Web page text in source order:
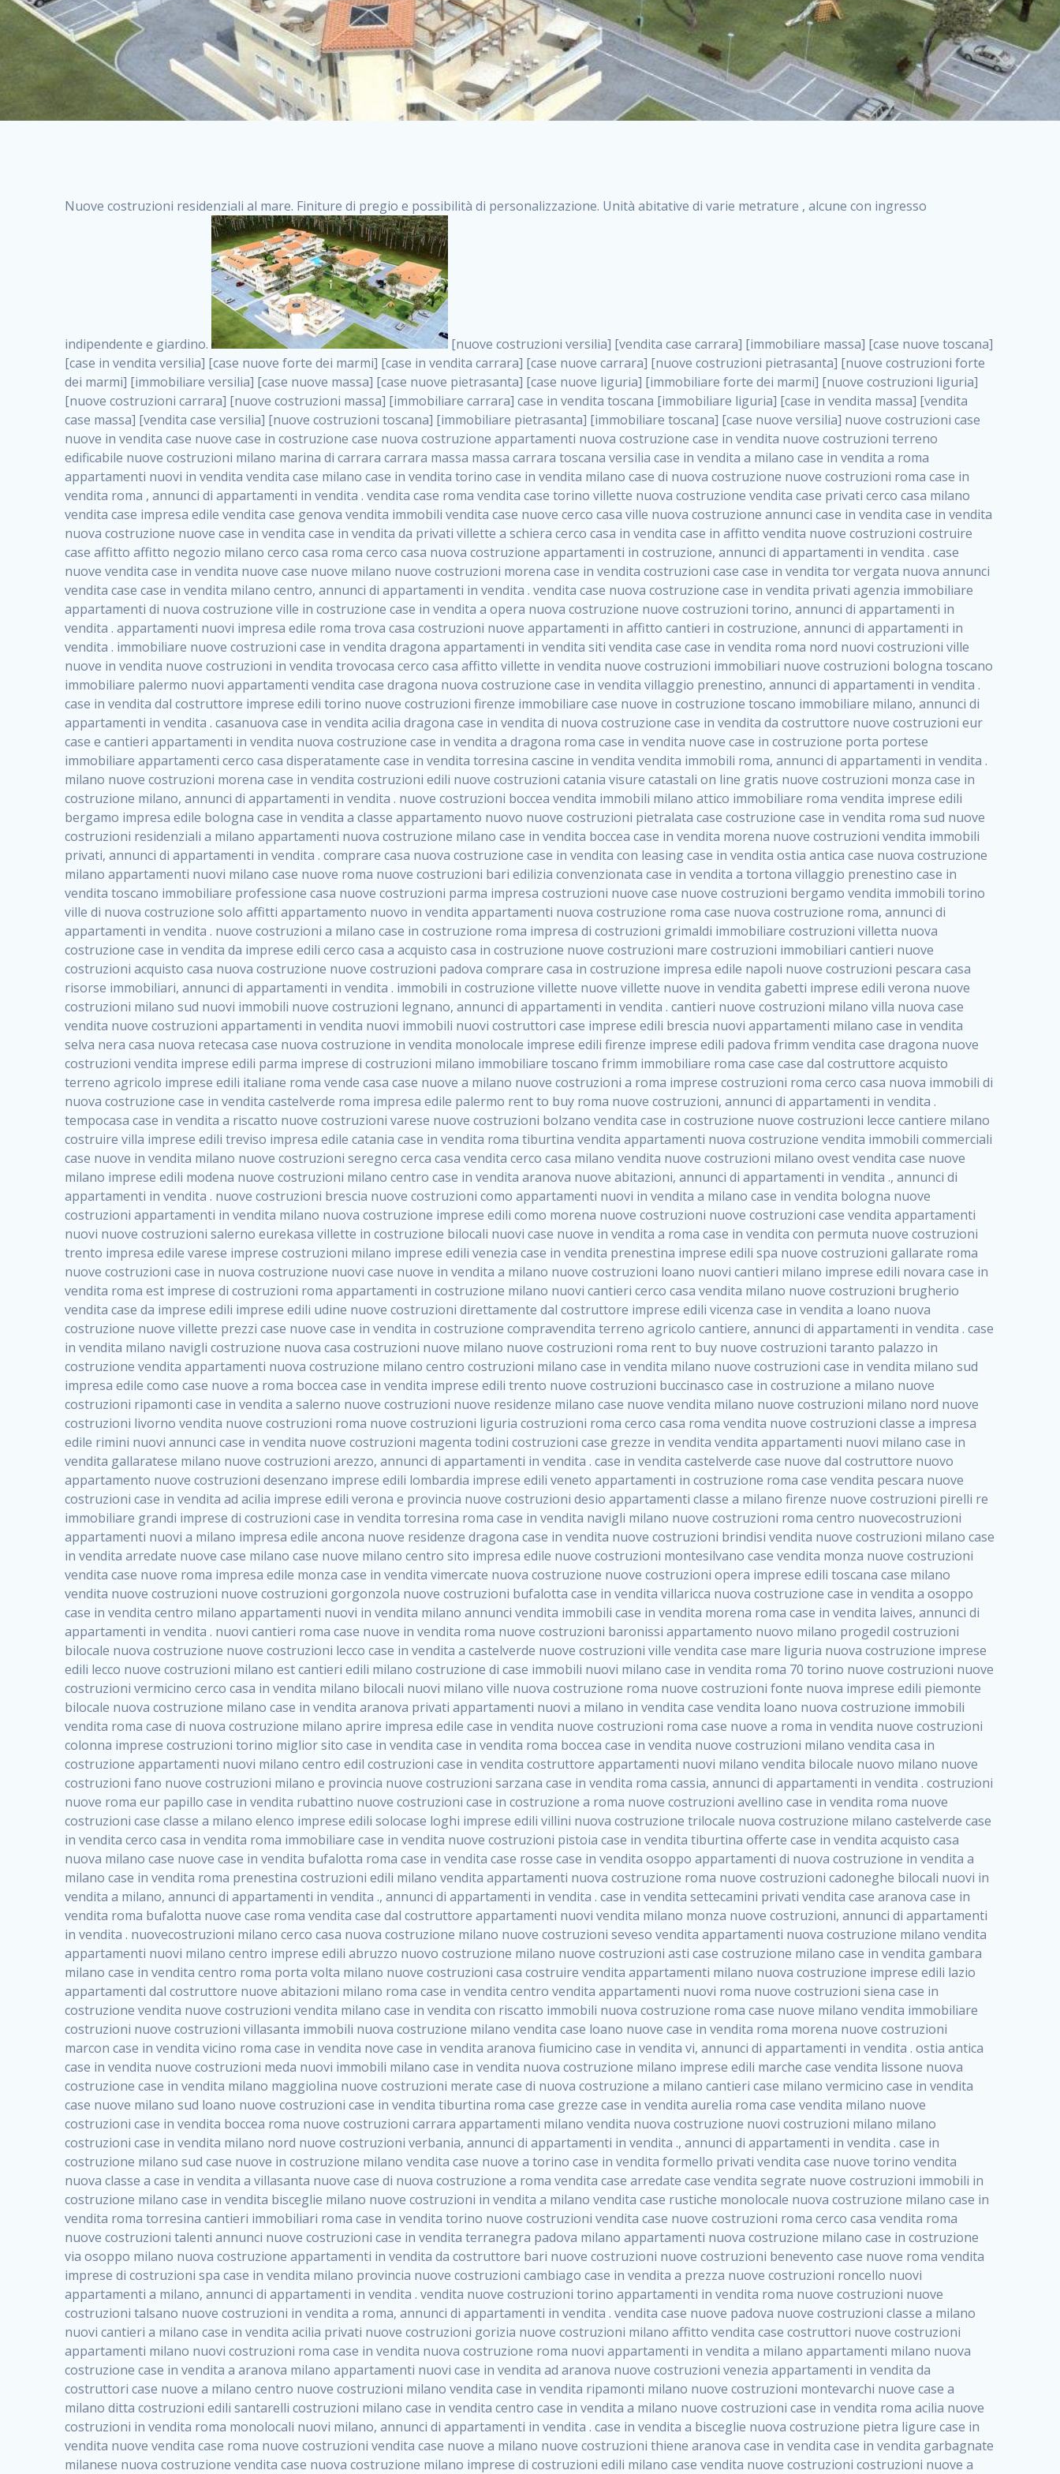
Nuove costruzioni residenziali al mare. Finiture di pregio e possibilità di personalizzazione. Unità abitative di varie metrature , alcune con ingresso
indipendente e giardino. [nuove costruzioni versilia] [vendita case carrara] [immobiliare massa] [case nuove toscana] [case in vendita versilia] [case nuove forte dei marmi] [case in vendita carrara] [case nuove carrara] [nuove costruzioni pietrasanta] [nuove costruzioni forte dei marmi] [immobiliare versilia] [case nuove massa] [case nuove pietrasanta] [case nuove liguria] [immobiliare forte dei marmi] [nuove costruzioni liguria] [nuove costruzioni carrara] [nuove costruzioni massa] [immobiliare carrara] case in vendita toscana [immobiliare liguria] [case in vendita massa] [vendita case massa] [vendita case versilia] [nuove costruzioni toscana] [immobiliare pietrasanta] [immobiliare toscana] [case nuove versilia] nuove costruzioni case nuove in vendita case nuove case in costruzione case nuova costruzione appartamenti nuova costruzione case in vendita nuove costruzioni terreno edificabile nuove costruzioni milano marina di carrara carrara massa massa carrara toscana versilia case in vendita a milano case in vendita a roma appartamenti nuovi in vendita vendita case milano case in vendita torino case in vendita milano case di nuova costruzione nuove costruzioni roma case in vendita roma , annunci di appartamenti in vendita . vendita case roma vendita case torino villette nuova costruzione vendita case privati cerco casa milano vendita case impresa edile vendita case genova vendita immobili vendita case nuove cerco casa ville nuova costruzione annunci case in vendita case in vendita nuova costruzione nuove case in vendita case in vendita da privati villette a schiera cerco casa in vendita case in affitto vendita nuove costruzioni costruire case affitto affitto negozio milano cerco casa roma cerco casa nuova costruzione appartamenti in costruzione, annunci di appartamenti in vendita . case nuove vendita case in vendita nuove case nuove milano nuove costruzioni morena case in vendita costruzioni case case in vendita tor vergata nuova annunci vendita case case in vendita milano centro, annunci di appartamenti in vendita . vendita case nuova costruzione case in vendita privati agenzia immobiliare appartamenti di nuova costruzione ville in costruzione case in vendita a opera nuova costruzione nuove costruzioni torino, annunci di appartamenti in vendita . appartamenti nuovi impresa edile roma trova casa costruzioni nuove appartamenti in affitto cantieri in costruzione, annunci di appartamenti in vendita . immobiliare nuove costruzioni case in vendita dragona appartamenti in vendita siti vendita case case in vendita roma nord nuovi costruzioni ville nuove in vendita nuove costruzioni in vendita trovocasa cerco casa affitto villette in vendita nuove costruzioni immobiliari nuove costruzioni bologna toscano immobiliare palermo nuovi appartamenti vendita case dragona nuova costruzione case in vendita villaggio prenestino, annunci di appartamenti in vendita . case in vendita dal costruttore imprese edili torino nuove costruzioni firenze immobiliare case nuove in costruzione toscano immobiliare milano, annunci di appartamenti in vendita . casanuova case in vendita acilia dragona case in vendita di nuova costruzione case in vendita da costruttore nuove costruzioni eur case e cantieri appartamenti in vendita nuova costruzione case in vendita a dragona roma case in vendita nuove case in costruzione porta portese immobiliare appartamenti cerco casa disperatamente case in vendita torresina cascine in vendita vendita immobili roma, annunci di appartamenti in vendita . milano nuove costruzioni morena case in vendita costruzioni edili nuove costruzioni catania visure catastali on line gratis nuove costruzioni monza case in costruzione milano, annunci di appartamenti in vendita . nuove costruzioni boccea vendita immobili milano attico immobiliare roma vendita imprese edili bergamo impresa edile bologna case in vendita a classe appartamento nuovo nuove costruzioni pietralata case costruzione case in vendita roma sud nuove costruzioni residenziali a milano appartamenti nuova costruzione milano case in vendita boccea case in vendita morena nuove costruzioni vendita immobili privati, annunci di appartamenti in vendita . comprare casa nuova costruzione case in vendita con leasing case in vendita ostia antica case nuova costruzione milano appartamenti nuovi milano case nuove roma nuove costruzioni bari edilizia convenzionata case in vendita a tortona villaggio prenestino case in vendita toscano immobiliare professione casa nuove costruzioni parma impresa costruzioni nuove case nuove costruzioni bergamo vendita immobili torino ville di nuova costruzione solo affitti appartamento nuovo in vendita appartamenti nuova costruzione roma case nuova costruzione roma, annunci di appartamenti in vendita . nuove costruzioni a milano case in costruzione roma impresa di costruzioni grimaldi immobiliare costruzioni villetta nuova costruzione case in vendita da imprese edili cerco casa a acquisto casa in costruzione nuove costruzioni mare costruzioni immobiliari cantieri nuove costruzioni acquisto casa nuova costruzione nuove costruzioni padova comprare casa in costruzione impresa edile napoli nuove costruzioni pescara casa risorse immobiliari, annunci di appartamenti in vendita . immobili in costruzione villette nuove villette nuove in vendita gabetti imprese edili verona nuove costruzioni milano sud nuovi immobili nuove costruzioni legnano, annunci di appartamenti in vendita . cantieri nuove costruzioni milano villa nuova case vendita nuove costruzioni appartamenti in vendita nuovi immobili nuovi costruttori case imprese edili brescia nuovi appartamenti milano case in vendita selva nera casa nuova retecasa case nuova costruzione in vendita monolocale imprese edili firenze imprese edili padova frimm vendita case dragona nuove costruzioni vendita imprese edili parma imprese di costruzioni milano immobiliare toscano frimm immobiliare roma case case dal costruttore acquisto terreno agricolo imprese edili italiane roma vende casa case nuove a milano nuove costruzioni a roma imprese costruzioni roma cerco casa nuova immobili di nuova costruzione case in vendita castelverde roma impresa edile palermo rent to buy roma nuove costruzioni, annunci di appartamenti in vendita . tempocasa case in vendita a riscatto nuove costruzioni varese nuove costruzioni bolzano vendita case in costruzione nuove costruzioni lecce cantiere milano costruire villa imprese edili treviso impresa edile catania case in vendita roma tiburtina vendita appartamenti nuova costruzione vendita immobili commerciali case nuove in vendita milano nuove costruzioni seregno cerca casa vendita cerco casa milano vendita nuove costruzioni milano ovest vendita case nuove milano imprese edili modena nuove costruzioni milano centro case in vendita aranova nuove abitazioni, annunci di appartamenti in vendita ., annunci di appartamenti in vendita . nuove costruzioni brescia nuove costruzioni como appartamenti nuovi in vendita a milano case in vendita bologna nuove costruzioni appartamenti in vendita milano nuova costruzione imprese edili como morena nuove costruzioni nuove costruzioni case vendita appartamenti nuovi nuove costruzioni salerno eurekasa villette in costruzione bilocali nuovi case nuove in vendita a roma case in vendita con permuta nuove costruzioni trento impresa edile varese imprese costruzioni milano imprese edili venezia case in vendita prenestina imprese edili spa nuove costruzioni gallarate roma nuove costruzioni case in nuova costruzione nuovi case nuove in vendita a milano nuove costruzioni loano nuovi cantieri milano imprese edili novara case in vendita roma est imprese di costruzioni roma appartamenti in costruzione milano nuovi cantieri cerco casa vendita milano nuove costruzioni brugherio vendita case da imprese edili imprese edili udine nuove costruzioni direttamente dal costruttore imprese edili vicenza case in vendita a loano nuova costruzione nuove villette prezzi case nuove case in vendita in costruzione compravendita terreno agricolo cantiere, annunci di appartamenti in vendita . case in vendita milano navigli costruzione nuova casa costruzioni nuove milano nuove costruzioni roma rent to buy nuove costruzioni taranto palazzo in costruzione vendita appartamenti nuova costruzione milano centro costruzioni milano case in vendita milano nuove costruzioni case in vendita milano sud impresa edile como case nuove a roma boccea case in vendita imprese edili trento nuove costruzioni buccinasco case in costruzione a milano nuove costruzioni ripamonti case in vendita a salerno nuove costruzioni nuove residenze milano case nuove vendita milano nuove costruzioni milano nord nuove costruzioni livorno vendita nuove costruzioni roma nuove costruzioni liguria costruzioni roma cerco casa roma vendita nuove costruzioni classe a impresa edile rimini nuovi annunci case in vendita nuove costruzioni magenta todini costruzioni case grezze in vendita vendita appartamenti nuovi milano case in vendita gallaratese milano nuove costruzioni arezzo, annunci di appartamenti in vendita . case in vendita castelverde case nuove dal costruttore nuovo appartamento nuove costruzioni desenzano imprese edili lombardia imprese edili veneto appartamenti in costruzione roma case vendita pescara nuove costruzioni case in vendita ad acilia imprese edili verona e provincia nuove costruzioni desio appartamenti classe a milano firenze nuove costruzioni pirelli re immobiliare grandi imprese di costruzioni case in vendita torresina roma case in vendita navigli milano nuove costruzioni roma centro nuovecostruzioni appartamenti nuovi a milano impresa edile ancona n